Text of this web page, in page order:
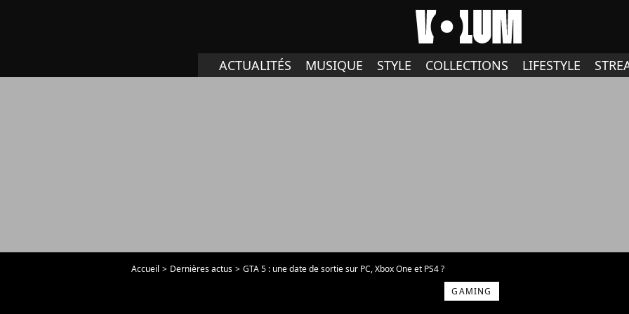
ACTUALITÉS MUSIQUE STYLE COLLECTIONS LIFESTYLE
Accueil Dernières actus
GTA 5 : une date de sortie sur PC, Xbox One et PS4 ?
GAMING